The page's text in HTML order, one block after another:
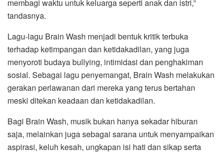
membagi waktu untuk keluarga seperti anak dan istri,”
tandasnya.
Lagu-lagu Brain Wash menjadi bentuk kritik terbuka
terhadap ketimpangan dan ketidakadilan, yang juga
menyoroti budaya bullying, intimidasi dan penghakiman
sosial. Sebagai lagu penyemangat, Brain Wash melakukan
gerakan perlawanan dari mereka yang terus bertahan
meski ditekan keadaan dan ketidakadilan.
Bagi Brain Wash, musik bukan hanya sekadar hiburan
saja, melainkan juga sebagai sarana untuk menyampaikan
aspirasi, keluh kesah, ungkapan isi hati dan sikap serta